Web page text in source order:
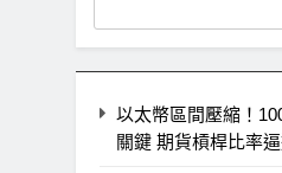
以太幣區間壓縮！
關鍵 期貨槓桿比率